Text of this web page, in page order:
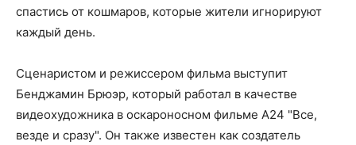
спастись от кошмаров, которые жители игнорируют
каждый день.
Сценаристом и режиссером фильма выступит
Бенджамин Брюэр, который работал в качестве
видеохудожника в оскароносном фильме A24 "Все,
везде и сразу". Он также известен как создатель